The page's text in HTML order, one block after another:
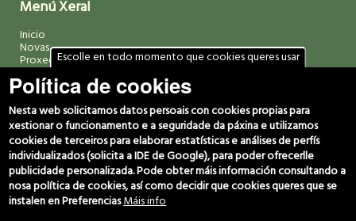
Menú Xeral
Inicio
Novas
Proxectos
Media
Biblioteca
Comunidade
Contacto
Horario Oficiña
Luns a Venres. 8am 14pm
Escolle en todo momento que cookies queres usar
Política de cookies
Nesta web solicitamos datos persoais con cookies propias para
xestionar o funcionamento e a seguridade da páxina e utilizamos
cookies de terceiros para elaborar estatísticas e análises de perfís
individualizados (solicita a IDE de Google), para poder ofrecerlle
publicidade personalizada. Pode obter máis información consultando a
nosa política de cookies, así como decidir que cookies queres que se
instalen en PreferenciasMáis info